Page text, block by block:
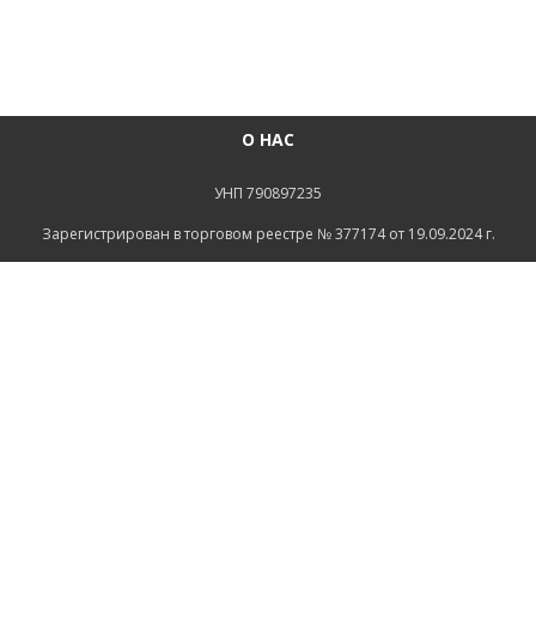
О НАС
УНП 790897235
Зарегистрирован в торговом реестре № 377174 от 19.09.2024 г.